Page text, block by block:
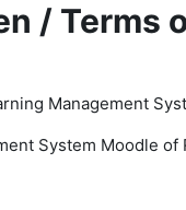
/ Terms
Management
System Moodle of